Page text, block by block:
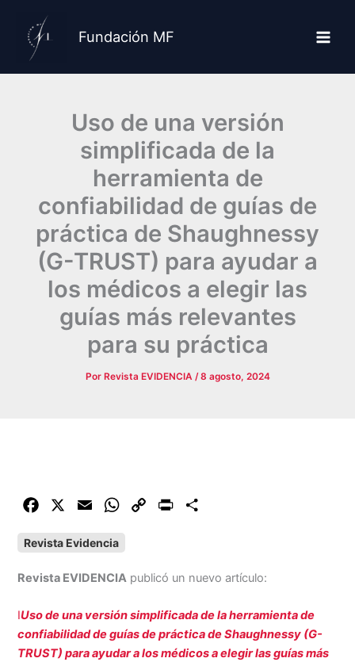
contenido
Fundación MF
Uso de una versión
simplificada de la
herramienta de
confiabilidad de guías de
práctica de Shaughnessy
(G-TRUST) para ayudar a
los médicos a elegir las
guías más relevantes
para su práctica
Por Revista EVIDENCIA /8 agosto, 2024
c
b
o
k
a
l
W
s
p
p
C
L
n
k
t
a
r
t
i
Revista Evidencia
Revista EVIDENCIA publicó un nuevo artículo:
IUso de una versión simplificada de la herramienta de
confiabilidad de guías de práctica de Shaughnessy (G-
TRUST) para ayudar a los médicos a elegir las guías más